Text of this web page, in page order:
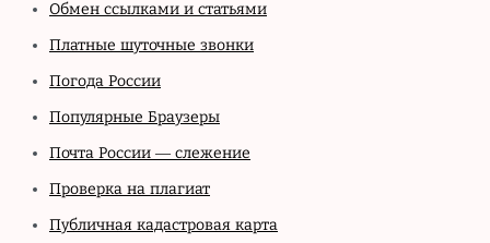
Обмен ссылками и статьями
Платные шуточные звонки
Погода России
Популярные Браузеры
Почта России — слежение
Проверка на плагиат
Публичная кадастровая карта